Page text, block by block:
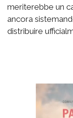
meriterebbe un
ancora
distribuire